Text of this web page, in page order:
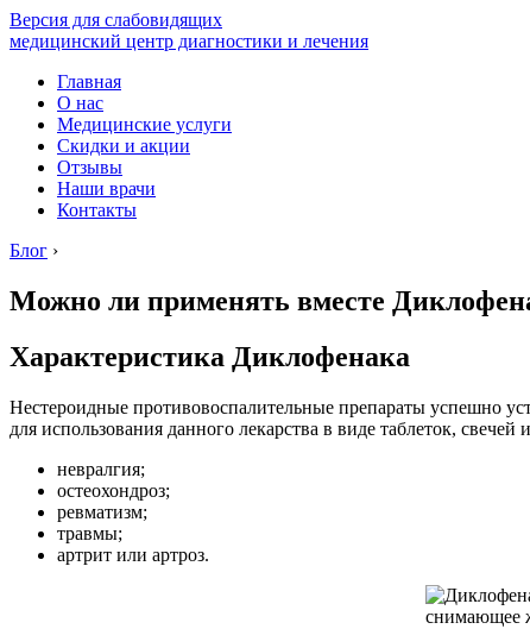
Версия для слабовидящих
медицинский центр диагностики и лечения
Главная
О нас
Медицинские услуги
Скидки и акции
Отзывы
Наши врачи
Контакты
Блог ›
Можно ли применять вместе
Характеристика Диклофенака
Нестероидные противовоспалительные препараты успешно
для использования данного лекарства в виде таблеток, свечей
невралгия;
остеохондроз;
ревматизм;
травмы;
артрит или артроз.